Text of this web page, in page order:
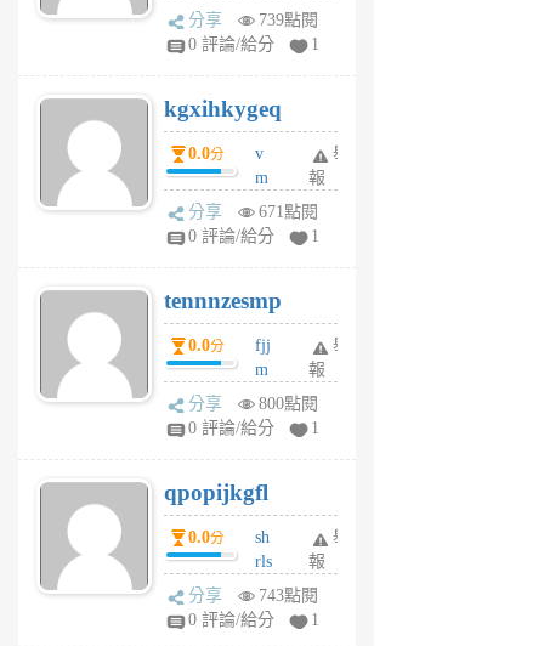
wi
w
6
個
月
前
分享
739點閱
0 評論/給分
1
kgxihkygeq
0.0分
v
m
sg
sr
6
個
月
前
舉
報
分享
671點閱
0 評論/給分
1
tennnzesmp
0.0分
fjj
m
w
rs
6
個
月
前
舉
報
分享
800點閱
0 評論/給分
1
qpopijkgfl
0.0分
sh
rls
k
m
舉
報
分享
743點閱
0 評論/給分
1